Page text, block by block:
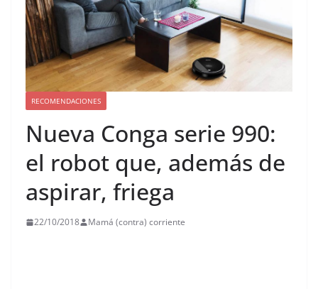
RECOMENDACIONES
Nueva Conga serie 990:
el robot que, además de
aspirar, friega
22/10/2018 Mamá (contra) corriente